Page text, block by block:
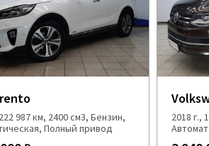
987 км, 2400 см3, Бензин,
Полный привод
2018 г.,